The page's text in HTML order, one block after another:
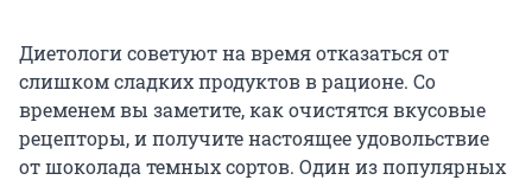
Диетологи советуют на время отказаться от
слишком сладких продуктов в рационе. Со
временем вы заметите, как очистятся вкусовые
рецепторы, и получите настоящее удовольствие
от шоколада темных сортов. Один из популярных